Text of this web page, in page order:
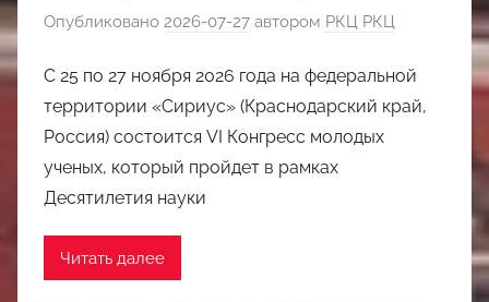
Опубликовано 2026-07-27 автором РКЦ РКЦ
С 25 по 27 ноября 2026 года на федеральной
территории «Сириус» (Краснодарский край,
Россия) состоится VI Конгресс молодых
ученых, который пройдет в рамках
Десятилетия науки
Читать далее